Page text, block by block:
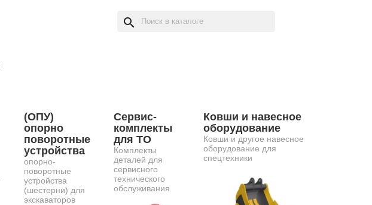
search
(ОПУ)
опорно
поворотные
устройства
опорно-
поворотные
устройства
(шестерни) для
экскаваторов
Сервис-
комплекты
для ТО
Комплекты
деталей для
сервисного
технического
обслуживания
Ковши и навесное
оборудование
Ковши и другое навесное
оборудование для
спецтехники